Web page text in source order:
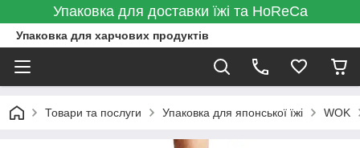
Упаковка для доставки їжі та HoReCa
Упаковка для харчових продуктів
Товари та послуги Упаковка для японської їжі WOK